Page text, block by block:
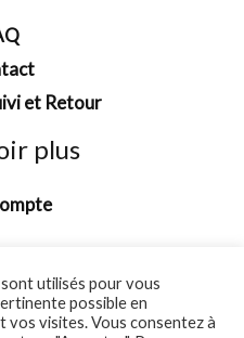
et Retour
plus
utilisés pour vous
possible en
visites. Vous consentez à